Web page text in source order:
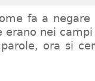
fa a
erano nei campi
ora si